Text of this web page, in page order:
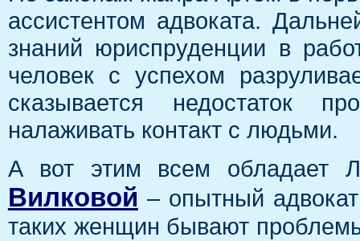
ассистентом адвоката.
знаний юриспруденции в
человек с успехом
сказывается недостаток
налаживать контакт с людьми.
А вот этим всем обладает
Вилковой – опытный
таких женщин бывают